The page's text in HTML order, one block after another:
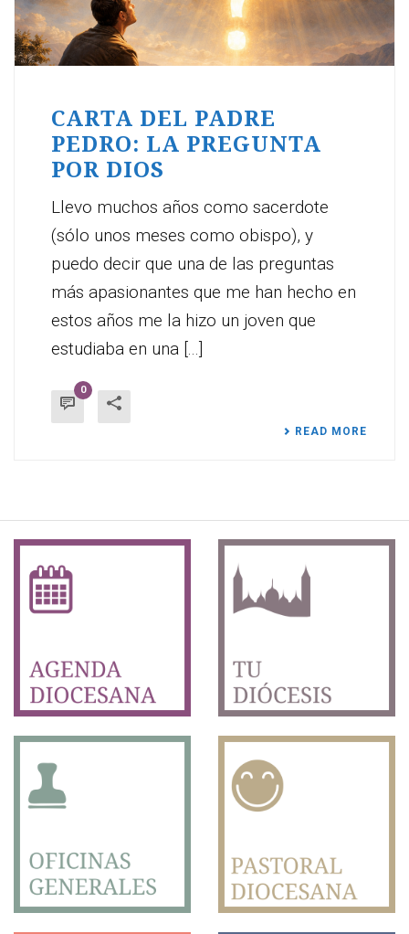
CARTA DEL PADRE
PEDRO: LA PREGUNTA
POR DIOS
Llevo muchos años como sacerdote
(sólo unos meses como obispo), y
puedo decir que una de las preguntas
más apasionantes que me han hecho en
estos años me la hizo un joven que
estudiaba en una [...]
0
READ MORE